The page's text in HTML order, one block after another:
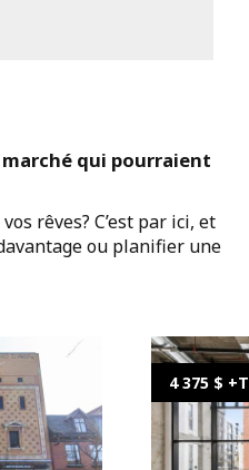
qui pourraient
rêves? C’est par ici, et
ou planifier une
4 375 $